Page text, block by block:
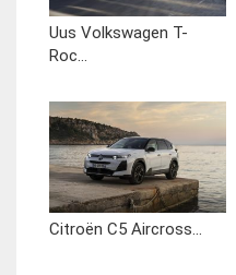
Uus Volkswagen T-
Roc...
Citroën C5 Aircross...